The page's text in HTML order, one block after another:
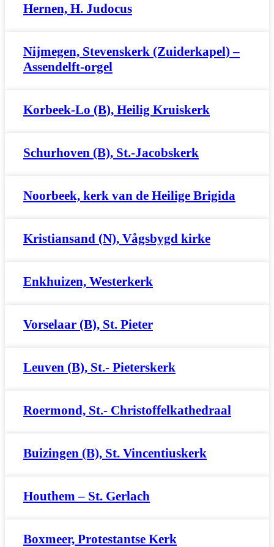
Hernen, H. Judocus
Nijmegen, Stevenskerk (Zuiderkapel) –
Assendelft-orgel
Korbeek-Lo (B), Heilig Kruiskerk
Schurhoven (B), St.-Jacobskerk
Noorbeek, kerk van de Heilige Brigida
Kristiansand (N), Vågsbygd kirke
Enkhuizen, Westerkerk
Vorselaar (B), St. Pieter
Leuven (B), St.- Pieterskerk
Roermond, St.- Christoffelkathedraal
Buizingen (B), St. Vincentiuskerk
Houthem – St. Gerlach
Boxmeer, Protestantse Kerk